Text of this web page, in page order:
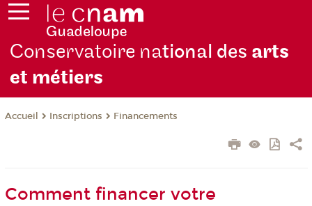
Conservatoire national des arts
et métiers
Accueil Inscriptions Financements
Comment financer votre